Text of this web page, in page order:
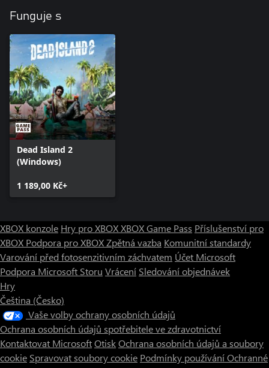
Funguje s
Dead Island 2
(Windows)
1 189,00 Kč+
XBOX konzole Hry pro XBOXXBOX Game Pass Příslušenství pro
XBOX Podpora pro XBOXZpětná vazba Komunitní standardy
Varování před fotosenzitivním záchvatem Účet Microsoft
Podpora Microsoft Storu Vrácení Sledování objednávek
Hry
Čeština (Česko)
Vaše volby ochrany osobních údajů
Ochrana osobních údajů spotřebitele ve zdravotnictví
Kontaktovat MicrosoftOtiskOchrana osobních údajů a soubory
cookie Spravovat soubory cookie Podmínky používáníOchranné